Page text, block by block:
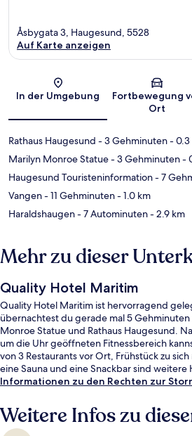
Karte
Åsbygata 3, Haugesund, 5528
Auf Karte anzeigen
In der Umgebung
Fortbewegung
Ort
Rathaus Haugesund - 3 Gehminuten- 0.3
Marilyn Monroe Statue- 3 Gehminuten-
Haugesund Touristeninformation- 7
Vangen- 11 Gehminuten- 1.0 km
Haraldshaugen- 7 Autominuten- 2.9 km
Mehr zu dieser
Quality Hotel Maritim
Quality Hotel Maritim ist hervorragend
übernachtest du gerade mal 5
Monroe Statue und Rathaus Haugesund.
um die Uhr geöffneten Fitnessbereich
von 3 Restaurants vor Ort, Frühstück zu
eine Sauna und eine Snackbar sind weitere
Informationen zu den Rechten zur
Weitere Infos zu